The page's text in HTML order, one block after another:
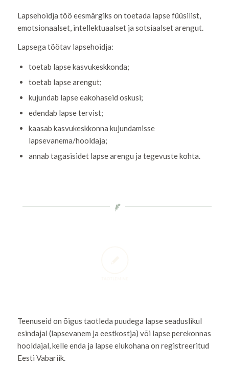
Lapsehoidja töö eesmärgiks on toetada lapse füüsilist,
emotsionaalset, intellektuaalset ja sotsiaalset arengut.
Lapsega töötav lapsehoidja:
toetab lapse kasvukeskkonda;
toetab lapse arengut;
kujundab lapse eakohaseid oskusi;
edendab lapse tervist;
kaasab kasvukeskkonna kujundamisse
lapsevanema/hooldaja;
annab tagasisidet lapse arengu ja tegevuste kohta.
Teenuseid on õigus taotleda puudega lapse seaduslikul
esindajal (lapsevanem ja eestkostja) või lapse perekonnas
hooldajal, kelle enda ja lapse elukohana on registreeritud
Eesti Vabariik.